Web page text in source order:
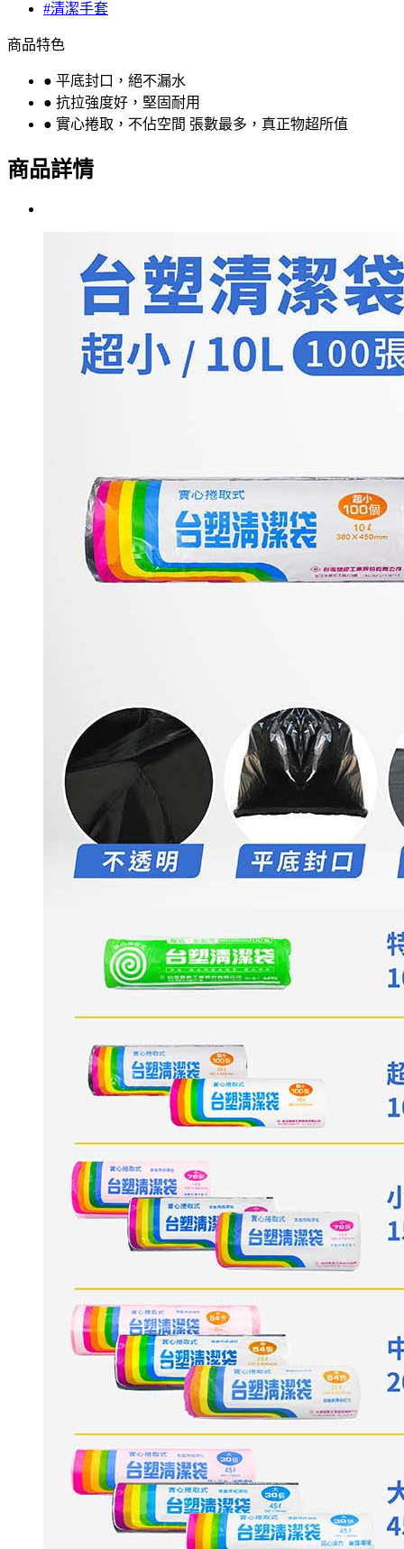
#清潔手套
商品特色
● 平底封口，絕不漏水
● 抗拉強度好，堅固耐用
● 實心捲取，不佔空間 張數最多，真正物超所值
商品詳情